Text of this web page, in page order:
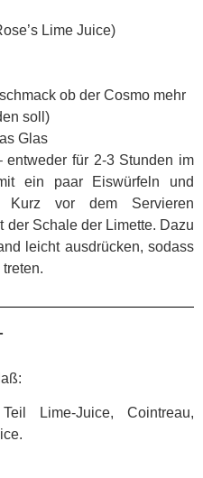
Lime Juice)
ob der Cosmo mehr
soll)
Glas
entweder für 2-3 Stunden im
ein paar Eiswürfeln und
Kurz vor dem Servieren
der Schale der Limette. Dazu
leicht ausdrücken, sodass
Lime-Juice, Cointreau,